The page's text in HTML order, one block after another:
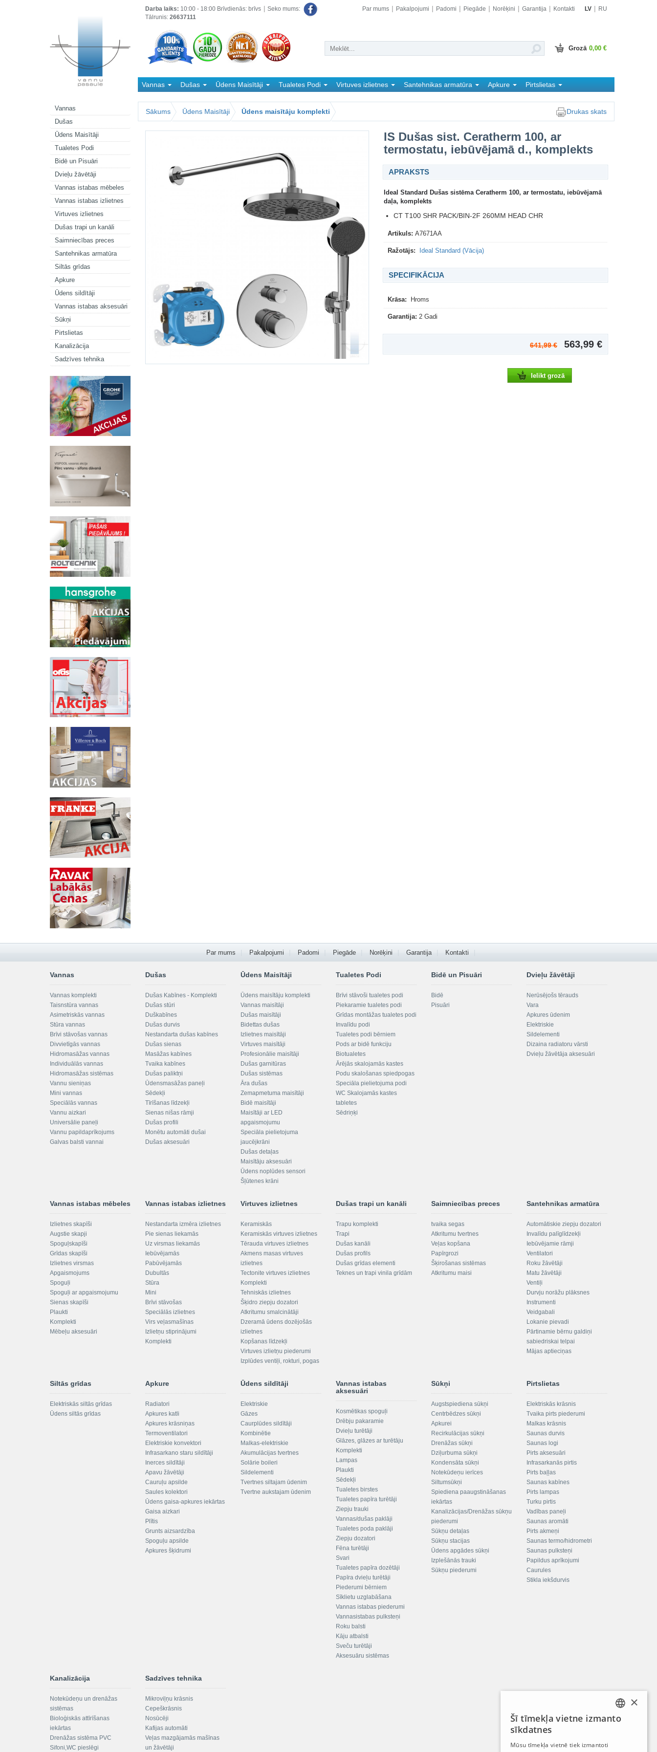
Vannas
Dušas
Ūdens Maisītāji
Tualetes Podi
Bidē un Pisuāri
Dvieļu žāvētāji
Vannas istabas mēbeles
Vannas istabas izlietnes
Virtuves izlietnes
Dušas trapi un kanāli
Saimniecības preces
Santehnikas armatūra
Siltās grīdas
Apkure
Ūdens sildītāji
Vannas istabas aksesuāri
Sūkņi
Pirtslietas
Kanalizācija
Sadzīves tehnika
Darba laiks: 10:00 - 18:00 Brīvdienās: brīvs
Tālrunis: 26637111
Seko mums: Par mums Pakalpojumi Padomi Piegāde Norēķini Garantija Kontakti LV RU
Grozā 0,00 €
Vannas Dušas Ūdens Maisītāji Tualetes Podi Virtuves izlietnes Santehnikas armatūra Apkure
Pirtslietas
Sākums
Ūdens Maisītāji Ūdens maisītāju komplekti Drukas skats
IS Dušas sist. Ceratherm 100, ar
termostatu, iebūvējamā d., komplekts
APRAKSTS
Ideal Standard Dušas sistēma Ceratherm 100, ar termostatu, iebūvējamā
daļa, komplekts
CT T100 SHR PACK/BIN-2F 260MM HEAD CHR
Artikuls: A7671AA
Ražotājs: Ideal Standard (Vācija)
SPECIFIKĀCIJA
Krāsa: Hroms
Garantija: 2 Gadi
641,99 € 563,99 €
Ielikt grozā
Par mums Pakalpojumi Padomi Piegāde Norēķini Garantija Kontakti
Vannas
Vannas komplekti
Taisnstūra vannas
Asimetriskās vannas
Stūra vannas
Brīvi stāvošas vannas
Divvietīgās vannas
Hidromasāžas vannas
Individuālās vannas
Hidromasāžas sistēmas
Vannu sieniņas
Mini vannas
Speciālās vannas
Vannu aizkari
Universālie paneļi
Vannu papildaprīkojums
Galvas balsti vannai
Dušas
Dušas Kabīnes - Komplekti
Dušas stūri
Duškabīnes
Dušas durvis
Nestandarta dušas kabīnes
Dušas sienas
Masāžas kabīnes
Tvaika kabīnes
Dušas paliktņi
Ūdensmasāžas paneļi
Sēdekļi
Tīrīšanas līdzekļi
Sienas nišas rāmji
Dušas profili
Monētu automāti dušai
Dušas aksesuāri
Ūdens Maisītāji
Ūdens maisītāju komplekti
Vannas maisītāji
Dušas maisītāji
Bidettas dušas
Izlietnes maisītāji
Virtuves maisītāji
Profesionālie maisītāji
Dušas garnitūras
Dušas sistēmas
Āra dušas
Zemapmetuma maisītāji
Bidē maisītāji
Maisītāji ar LED
apgaismojumu
Speciāla pielietojuma
jaucējkrāni
Dušas detaļas
Maisītāju aksesuāri
Ūdens noplūdes sensori
Šļūtenes krāni
Tualetes Podi
Brīvi stāvoši tualetes podi
Piekaramie tualetes podi
Grīdas montāžas tualetes podi
Invalīdu podi
Tualetes podi bērniem
Pods ar bidē funkciju
Biotualetes
Ārējās skalojamās kastes
Podu skalošanas spiedpogas
Speciāla pielietojuma podi
WC Skalojamās kastes
tabletes
Sēdriņķi
Bidē un Pisuāri
Bidē
Pisuāri
Dvieļu žāvētāji
Nerūsējošs tērauds
Vara
Apkures ūdenim
Elektriskie
Sildelementi
Dizaina radiatoru vārsti
Dvieļu žāvētāja aksesuāri
Vannas istabas mēbeles
Izlietnes skapīši
Augstie skapji
Spoguļskapīši
Grīdas skapīši
Izlietnes virsmas
Apgaismojums
Spoguļi
Spoguļi ar apgaismojumu
Sienas skapīši
Plaukti
Komplekti
Mēbeļu aksesuāri
Vannas istabas izlietnes
Nestandarta izmēra izlietnes
Pie sienas liekamās
Uz virsmas liekamās
Iebūvējamās
Pabūvējamās
Dubultās
Stūra
Mini
Brīvi stāvošas
Speciālās izlietnes
Virs veļasmašīnas
Izlietņu stiprinājumi
Komplekti
Virtuves izlietnes
Keramiskās
Keramiskās virtuves izlietnes
Tērauda virtuves izlietnes
Akmens masas virtuves
izlietnes
Tectonite virtuves izlietnes
Komplekti
Tehniskās izlietnes
Šķidro ziepju dozatori
Atkritumu smalcinātāji
Dzeramā ūdens dozējošās
izlietnes
Kopšanas līdzekļi
Virtuves izlietņu piederumi
Izplūdes ventiļi, rokturi, pogas
Dušas trapi un kanāli
Trapu komplekti
Trapi
Dušas kanāli
Dušas profils
Dušas grīdas elementi
Teknes un trapi vinila grīdām
Saimniecības preces
tvaika segas
Atkritumu tvertnes
Veļas kopšana
Papīrgrozi
Šķirošanas sistēmas
Atkritumu maisi
Santehnikas armatūra
Automātiskie ziepju dozatori
Invalīdu palīglīdzekļi
Iebūvējamie rāmji
Ventilatori
Roku žāvētāji
Matu žāvētāji
Ventiļi
Durvju norāžu plāksnes
Instrumenti
Veidgabali
Lokanie pievadi
Pārtinamie bērnu galdiņi
sabiedriskai telpai
Mājas aptieciņas
Siltās grīdas
Elektriskās siltās grīdas
Ūdens siltās grīdas
Apkure
Radiatori
Apkures katli
Apkures krāsniņas
Termoventilatori
Elektriskie konvektori
Infrasarkano staru sildītāji
Inerces sildītāji
Apavu žāvētāji
Cauruļu apsilde
Saules kolektori
Ūdens gaisa-apkures iekārtas
Gaisa aizkari
Plītis
Grunts aizsardzība
Spoguļu apsilde
Apkures šķidrumi
Ūdens sildītāji
Elektriskie
Gāzes
Caurplūdes sildītāji
Kombinētie
Malkas-elektriskie
Akumulācijas tvertnes
Solārie boileri
Sildelementi
Tvertnes siltajam ūdenim
Tvertne aukstajam ūdenim
Vannas istabas
aksesuāri
Kosmētikas spoguļi
Drēbju pakaramie
Dvieļu turētāji
Glāzes, glāzes ar turētāju
Komplekti
Lampas
Plaukti
Sēdekļi
Tualetes birstes
Tualetes papīra turētāji
Ziepju trauki
Vannas/dušas paklāji
Tualetes poda paklāji
Ziepju dozatori
Fēna turētāji
Svari
Tualetes papīra dozētāji
Papīra dvieļu turētāji
Piederumi bērniem
Sīklietu uzglabāšana
Vannas istabas piederumi
Vannasistabas pulksteņi
Roku balsti
Kāju atbalsti
Sveču turētāji
Aksesuāru sistēmas
Sūkņi
Augstspiediena sūkņi
Centrbēdzes sūkņi
Apkurei
Recirkulācijas sūkņi
Drenāžas sūkņi
Dziļurbuma sūkņi
Kondensāta sūkņi
Notekūdeņu ierīces
Siltumsūkņi
Spiediena paaugstināšanas
iekārtas
Kanalizācijas/Drenāžas sūkņu
piederumi
Sūkņu detaļas
Sūkņu stacijas
Ūdens apgādes sūkņi
Izplešānās trauki
Sūkņu piederumi
Pirtslietas
Elektriskās krāsnis
Tvaika pirts piederumi
Malkas krāsnis
Saunas durvis
Saunas logi
Pirts aksesuāri
Infrasarkanās pirtis
Pirts baļļas
Saunas kabīnes
Pirts lampas
Turku pirtis
Vadības paneļi
Saunas aromāti
Pirts akmeņi
Saunas termo/hidrometri
Saunas pulksteņi
Papildus aprīkojumi
Caurules
Stikla iekšdurvis
Kanalizācija
Notekūdeņu un drenāžas
sistēmas
Bioloģiskās attīrīšanas
iekārtas
Drenāžas sistēma PVC
Sifoni,WC pieslēgi
Sadzīves tehnika
Mikroviļņu krāsnis
Cepeškrāsnis
Nosūcēji
Kafijas automāti
Veļas mazgājamās mašīnas
un žāvētāji
LATVIAN
×
Šī tīmekļa vietne izmanto
sīkdatnes
Mūsu tīmekļa vietnē tiek izmantoti